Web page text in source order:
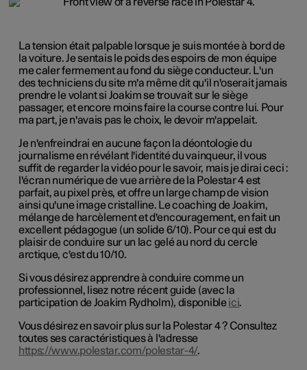
La tension était palpable lorsque je suis montée à bord de
la voiture. Je sentais le poids des espoirs de mon équipe
me caler fermement au fond du siège conducteur. L'un
des techniciens du site m'a même dit qu'il n'oserait jamais
prendre le volant si Joakim se trouvait sur le siège
passager, et encore moins faire la course contre lui. Pour
ma part, je n'avais pas le choix, le devoir m'appelait.
Je n'enfreindrai en aucune façon la déontologie du
journalisme en révélant l'identité du vainqueur, il vous
suffit de regarder la vidéo pour le savoir, mais je dirai ceci :
l'écran numérique de vue arrière de la Polestar 4 est
parfait, au pixel près, et offre un large champ de vision
ainsi qu'une image cristalline. Le coaching de Joakim,
mélange de harcèlement et d'encouragement, en fait un
excellent pédagogue (un solide 6/10). Pour ce qui est du
plaisir de conduire sur un lac gelé au nord du cercle
arctique, c'est du 10/10.
Si vous désirez apprendre à conduire comme un
professionnel, lisez notre récent guide (avec la
participation de Joakim Rydholm), disponibleici.
Vous désirez en savoir plus sur la Polestar 4 ? Consultez
toutes ses caractéristiques à l'adresse
https://www.polestar.com/polestar-4/.